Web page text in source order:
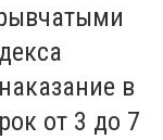
в
от 3 до 7